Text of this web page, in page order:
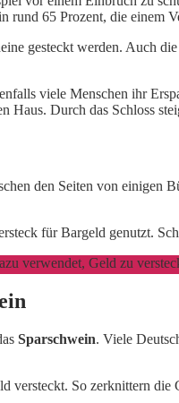
rund 65 Prozent, die einem
gesteckt werden. Auch
viele Menschen ihr
Haus. Durch das Schloss
den Seiten von einigen
für Bargeld genutzt.
verwendet, Geld zu
Sparschwein. Viele
versteckt. So zerknittern